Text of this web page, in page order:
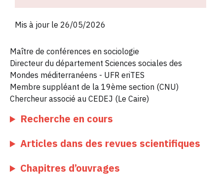
Maître de conférences en sociologie
Directeur du département Sciences sociales des
Mondes méditerranéens - UFR eriTES
Membre suppléant de la 19ème section (CNU)
Chercheur associé au CEDEJ (Le Caire)
Recherche en cours
Articles dans des revues scientifiques
Chapitres d’ouvrages
Mis à jour le 26/05/2026